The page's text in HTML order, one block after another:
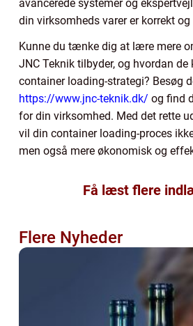
avancerede systemer og
din virksomheds varer er korrekt
Kunne du tænke dig at lære mere
JNC Teknik tilbyder, og hvordan
container loading-strategi? Besøg
https://www.jnc-teknik.dk/ og find
for din virksomhed. Med det rette
vil din container loading-proces
men også mere økonomisk og
Få læst flere
Flere Nyheder